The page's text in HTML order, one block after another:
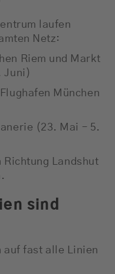
laufen
Netz:
Riem und Markt
Juni)
Flughafen München
(23. Mai – 5.
Richtung Landshut
sind
auf fast alle Linien